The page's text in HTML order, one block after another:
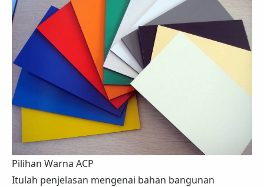
Pilihan Warna ACP
Itulah penjelasan mengenai bahan bangunan